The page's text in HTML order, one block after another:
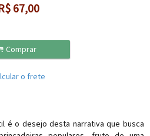
67,00
Comprar
o frete
é o desejo desta narrativa que busca